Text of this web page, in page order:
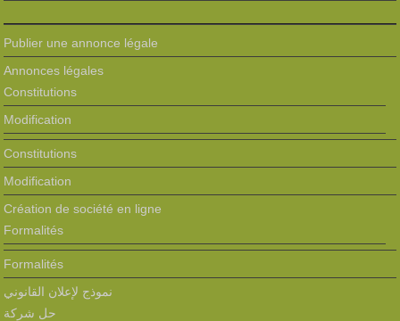
Publier une annonce légale
Annonces légales
Constitutions
Modification
Constitutions
Modification
Création de société en ligne
Formalités
Formalités
نموذج لإعلان القانوني
حل شركة